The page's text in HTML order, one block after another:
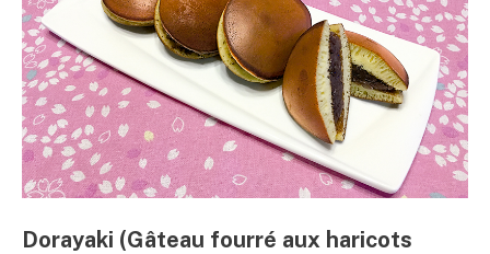
Dorayaki (Gâteau fourré aux haricots